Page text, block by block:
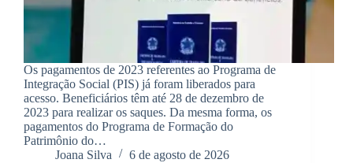
Os pagamentos de 2023 referentes ao Programa de
Integração Social (PIS) já foram liberados para
acesso. Beneficiários têm até 28 de dezembro de
2023 para realizar os saques. Da mesma forma, os
pagamentos do Programa de Formação do
Patrimônio do…
Joana Silva
6 de agosto de 2026